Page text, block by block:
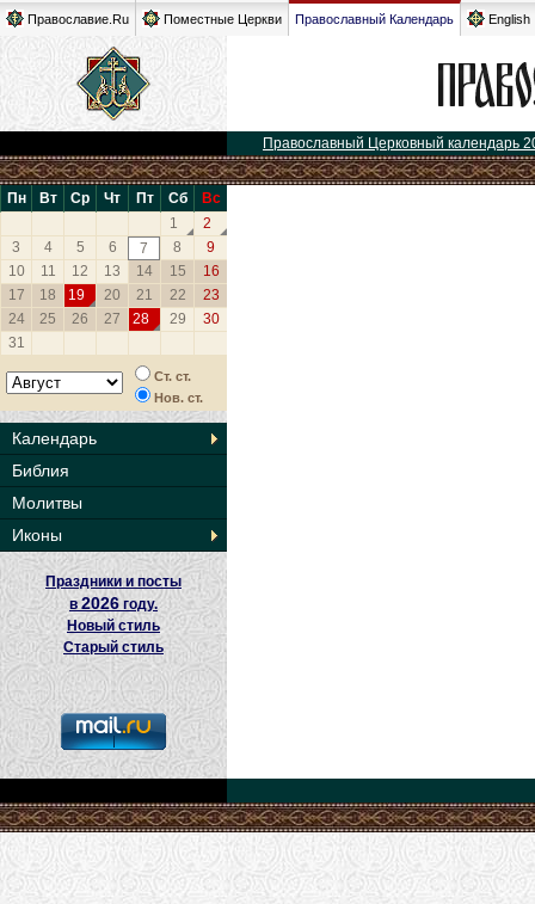
Православие.Ru Поместные Церкви Православный Календарь English
Православный Церковный календарь
Пн Вт Ср Чт Пт Сб
Вс
1
2
3
4 5 6 7 8
9
10
11 12 13 14 15
16
17
18 19 20 21 22
23
24
25 26 27 28 29
30
31
Ст. ст.
Нов. ст.
Календарь
Библия
Молитвы
Иконы
Праздники и посты
в2026 году.
Новый стиль
Старый стиль